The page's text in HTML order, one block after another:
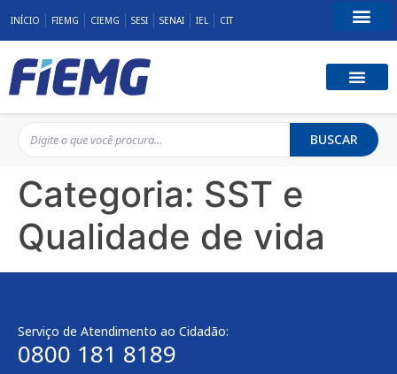
INÍCIO FIEMG CIEMG SESI SENAI IEL CIT
BUSCAR
Categoria: SST e
Qualidade de vida
Serviço de Atendimento ao Cidadão:
0800 181 8189